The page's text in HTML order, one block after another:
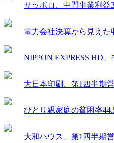
サッポロ、中間事業利
電力会社決算から見え
NIPPON EXPRESS HD
大日本印刷、第1四半期
ひとり親家庭の貧困率
大和ハウス、第1四半期